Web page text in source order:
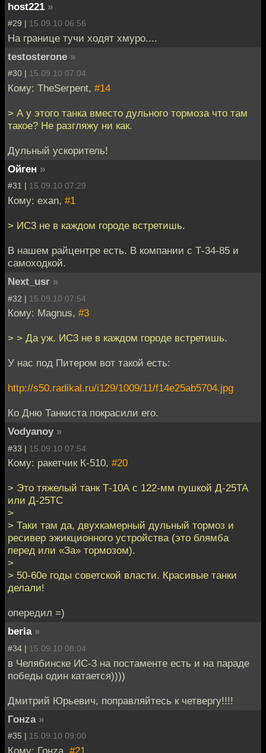
host221 »
#29 | 15.09.10 06:56
На границе тучи ходят хмуро....
testosterone »
#30 | 15.09.10 07:04
Кому: TheSerpent, #14
> А у этого танка вместо дульного тормоза что там
такое? Не разгляжу ни как.
Дульный ускоритель!
Ойген »
#31 | 15.09.10 07:29
Кому: exan, #1
> ИС3 не в каждом городе встретишь.
В нашем райцентре есть. В компании с Т-34-85 и
самоходкой.
Next_usr »
#32 | 15.09.10 07:54
Кому: Magnus, #3
> > Да уж. ИС3 не в каждом городе встретишь.
У нас под Питером вот такой есть:
http://s50.radikal.ru/i129/1009/11/f14e25ab5704.jpg
Ко Дню Танкиста покрасили его.
Vodyanoy »
#33 | 15.09.10 07:54
Кому: ракетчик К-510, #20
> Это тяжелый танк Т-10А с 122-мм пушкой Д-25ТА
или Д-25ТС
>
> Таки там да, двухкамерный дульный тормоз и
ресивер эжикционного устройства (это блямба
перед или «За» тормозом).
>
> 50-60е годы советской власти. Красивые танки
делали!
опередил =)
beria »
#34 | 15.09.10 08:04
в Челябинске ИС-3 на постаменте есть и на параде
победы один катается))))
Дмитрий Юрьевич, поправляйтесь к четвергу!!!!
Гонzа »
#35 | 15.09.10 09:00
Кому: Гонzа, #21